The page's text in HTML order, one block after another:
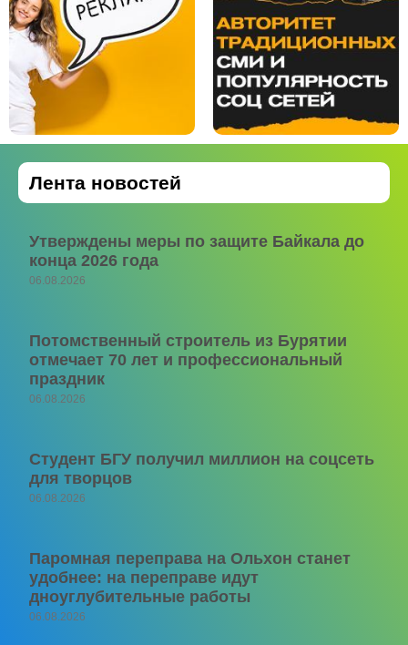
Лента новостей
Утверждены меры по защите Байкала до
конца 2026 года
06.08.2026
Потомственный строитель из Бурятии
отмечает 70 лет и профессиональный
праздник
06.08.2026
Студент БГУ получил миллион на соцсеть
для творцов
06.08.2026
Паромная переправа на Ольхон станет
удобнее: на переправе идут
дноуглубительные работы
06.08.2026